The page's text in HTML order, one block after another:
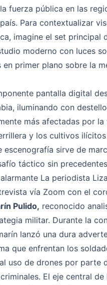
fuerza pública en las
Para contextualizar
imagine el set principal
moderno con luces
en primer plano sobre la
pantalla digital
iluminando con
más afectadas por la
y los cultivos
escenografía sirve de
táctico sin
La periodista
vía Zoom con el
Pulido, reconocido
militar. Durante la
lanzó una dura
que enfrentan los
uso de drones por parte
El eje central de